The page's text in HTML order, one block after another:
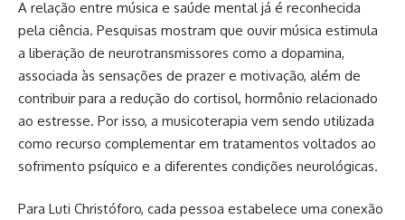
A relação entre música e saúde mental já é reconhecida
pela ciência. Pesquisas mostram que ouvir música estimula
a liberação de neurotransmissores como a dopamina,
associada às sensações de prazer e motivação, além de
contribuir para a redução do cortisol, hormônio relacionado
ao estresse. Por isso, a musicoterapia vem sendo utilizada
como recurso complementar em tratamentos voltados ao
sofrimento psíquico e a diferentes condições neurológicas.
Para Luti Christóforo, cada pessoa estabelece uma conexão